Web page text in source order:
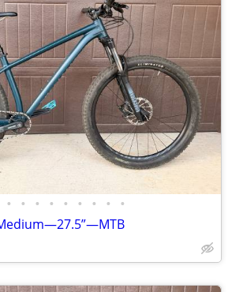
• • • • • • • • •